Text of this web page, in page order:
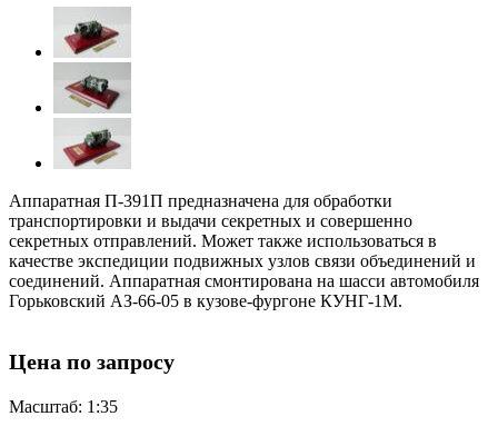
Аппаратная П-391П предназначена для обработки
транспортировки и выдачи секретных и совершенно
секретных отправлений. Может также использоваться в
качестве экспедиции подвижных узлов связи объединений и
соединений. Аппаратная смонтирована на шасси автомобиля
Горьковский АЗ-66-05 в кузове-фургоне КУНГ-1М.
Цена по запросу
Масштаб: 1:35